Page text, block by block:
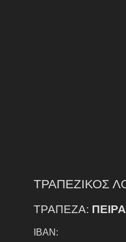
ΤΡΑΠΕΖΙΚΟΣ
ΤΡΑΠΕΖΑ:
IBAN: